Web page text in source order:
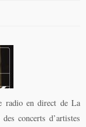
radio en direct de La
concerts d’artistes